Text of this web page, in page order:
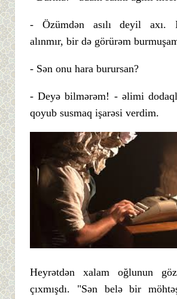
- Özümdən asılı deyil axı.
alınmır, bir də görürəm
- Sən onu hara burursan?
- Deyə bilmərəm! - əlimi
qoyub susmaq işarəsi verdim.
Heyrətdən xalam oğlunun
çıxmışdı. "Sən belə bir